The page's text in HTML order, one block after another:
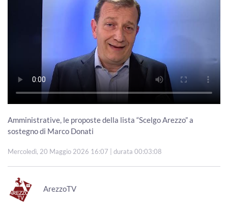
Amministrative, le proposte della lista “Scelgo Arezzo” a
sostegno di Marco Donati
Mercoledì, 20 Maggio 2026 16:07 | durata 00:03:08
ArezzoTV